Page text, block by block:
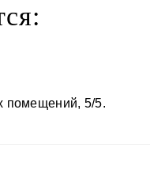
помещений, 5/5.